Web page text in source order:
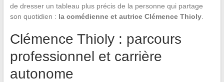
de dresser un tableau plus précis de la personne qui partage
son quotidien : la comédienne et autrice Clémence Thioly.
Clémence Thioly : parcours
professionnel et carrière
autonome